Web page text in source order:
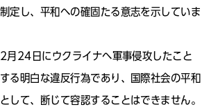
定し、平和への確固たる意志を示していま
月24日にウクライナへ軍事侵攻したこと
る明白な違反行為であり、国際社会の平和
して、断じて容認することはできません。